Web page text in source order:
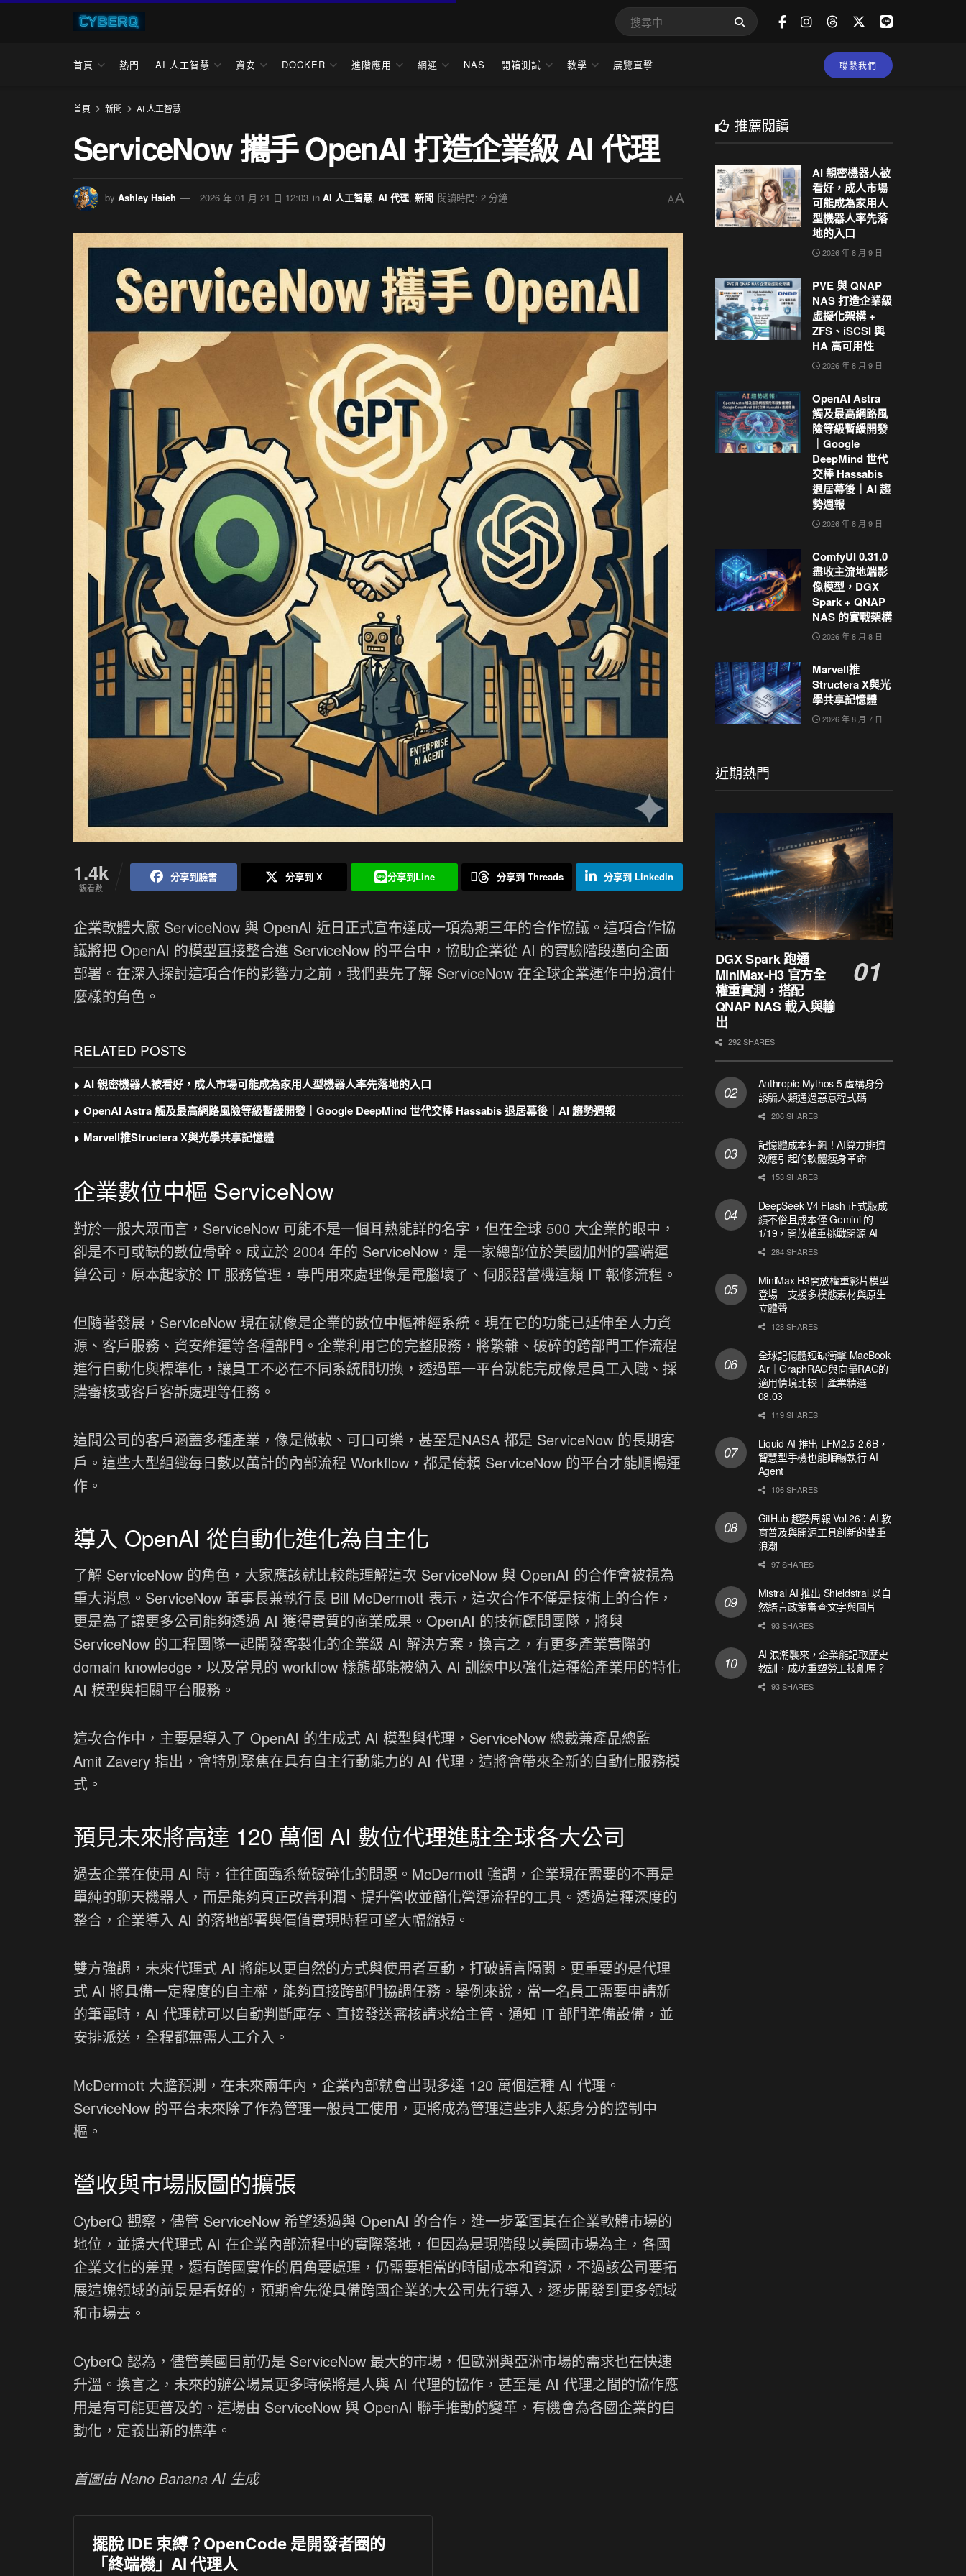
首頁 熱門 AI 人工智慧 資安 DOCKER 進階應用 網通 NAS 開箱測試 教學 展覽直擊 聯繫我們
首頁 新聞 AI 人工智慧
ServiceNow 攜手 OpenAI 打造企業級 AI 代理
by Ashley Hsieh 2026 年 01 月 21 日 12:03 in AI 人工智慧, AI 代理, 新聞 閱讀時間: 2 分鐘 AA
1.4k
觀看數
分享到臉書 分享到 X 分享到Line 分享到 Threads 分享到 Linkedin
企業軟體大廠 ServiceNow 與 OpenAI 近日正式宣布達成一項為期三年的合作協議。這項合作協
議將把 OpenAI 的模型直接整合進 ServiceNow 的平台中，協助企業從 AI 的實驗階段邁向全面
部署。在深入探討這項合作的影響力之前，我們要先了解 ServiceNow 在全球企業運作中扮演什
麼樣的角色。
RELATED POSTS
AI 親密機器人被看好，成人市場可能成為家用人型機器人率先落地的入口
OpenAI Astra 觸及最高網路風險等級暫緩開發｜Google DeepMind 世代交棒 Hassabis 退居幕後｜AI 趨勢週報
Marvell推Structera X與光學共享記憶體
企業數位中樞 ServiceNow
對於一般大眾而言，ServiceNow 可能不是一個耳熟能詳的名字，但在全球 500 大企業的眼中，
卻是不可或缺的數位骨幹。成立於 2004 年的 ServiceNow，是一家總部位於美國加州的雲端運
算公司，原本起家於 IT 服務管理，專門用來處理像是電腦壞了、伺服器當機這類 IT 報修流程。
但隨著發展，ServiceNow 現在就像是企業的數位中樞神經系統。現在它的功能已延伸至人力資
源、客戶服務、資安維運等各種部門。企業利用它的完整服務，將繁雜、破碎的跨部門工作流程
進行自動化與標準化，讓員工不必在不同系統間切換，透過單一平台就能完成像是員工入職、採
購審核或客戶客訴處理等任務。
這間公司的客戶涵蓋多種產業，像是微軟、可口可樂，甚至是NASA 都是 ServiceNow 的長期客
戶。這些大型組織每日數以萬計的內部流程 Workflow，都是倚賴 ServiceNow 的平台才能順暢運
作。
導入 OpenAI 從自動化進化為自主化
了解 ServiceNow 的角色，大家應該就比較能理解這次 ServiceNow 與 OpenAI 的合作會被視為
重大消息。ServiceNow 董事長兼執行長 Bill McDermott 表示，這次合作不僅是技術上的合作，
更是為了讓更多公司能夠透過 AI 獲得實質的商業成果。OpenAI 的技術顧問團隊，將與
ServiceNow 的工程團隊一起開發客製化的企業級 AI 解決方案，換言之，有更多產業實際的
domain knowledge，以及常見的 workflow 樣態都能被納入 AI 訓練中以強化這種給產業用的特化
AI 模型與相關平台服務。
這次合作中，主要是導入了 OpenAI 的生成式 AI 模型與代理，ServiceNow 總裁兼產品總監
Amit Zavery 指出，會特別聚焦在具有自主行動能力的 AI 代理，這將會帶來全新的自動化服務模
式。
預見未來將高達 120 萬個 AI 數位代理進駐全球各大公司
過去企業在使用 AI 時，往往面臨系統破碎化的問題。McDermott 強調，企業現在需要的不再是
單純的聊天機器人，而是能夠真正改善利潤、提升營收並簡化營運流程的工具。透過這種深度的
整合，企業導入 AI 的落地部署與價值實現時程可望大幅縮短。
雙方強調，未來代理式 AI 將能以更自然的方式與使用者互動，打破語言隔閡。更重要的是代理
式 AI 將具備一定程度的自主權，能夠直接跨部門協調任務。舉例來說，當一名員工需要申請新
的筆電時，AI 代理就可以自動判斷庫存、直接發送審核請求給主管、通知 IT 部門準備設備，並
安排派送，全程都無需人工介入。
McDermott 大膽預測，在未來兩年內，企業內部就會出現多達 120 萬個這種 AI 代理。
ServiceNow 的平台未來除了作為管理一般員工使用，更將成為管理這些非人類身分的控制中
樞。
營收與市場版圖的擴張
CyberQ 觀察，儘管 ServiceNow 希望透過與 OpenAI 的合作，進一步鞏固其在企業軟體市場的
地位，並擴大代理式 AI 在企業內部流程中的實際落地，但因為是現階段以美國市場為主，各國
企業文化的差異，還有跨國實作的眉角要處理，仍需要相當的時間成本和資源，不過該公司要拓
展這塊領域的前景是看好的，預期會先從具備跨國企業的大公司先行導入，逐步開發到更多領域
和市場去。
CyberQ 認為，儘管美國目前仍是 ServiceNow 最大的市場，但歐洲與亞洲市場的需求也在快速
升溫。換言之，未來的辦公場景更多時候將是人與 AI 代理的協作，甚至是 AI 代理之間的協作應
用是有可能更普及的。這場由 ServiceNow 與 OpenAI 聯手推動的變革，有機會為各國企業的自
動化，定義出新的標準。
首圖由 Nano Banana AI 生成
推薦閱讀
AI 親密機器人被
看好，成人市場
可能成為家用人
型機器人率先落
地的入口
2026 年 8 月 9 日
PVE 與 QNAP
NAS 打造企業級
虛擬化架構 +
ZFS、iSCSI 與
HA 高可用性
2026 年 8 月 9 日
OpenAI Astra
觸及最高網路風
險等級暫緩開發
｜Google
DeepMind 世代
交棒 Hassabis
退居幕後｜AI 趨
勢週報
2026 年 8 月 9 日
ComfyUI 0.31.0
盡收主流地端影
像模型，DGX
Spark + QNAP
NAS 的實戰架構
2026 年 8 月 8 日
Marvell推
Structera X與光
學共享記憶體
2026 年 8 月 7 日
近期熱門
DGX Spark 跑通
MiniMax-H3 官方全
權重實測，搭配
QNAP NAS 載入與輸
出
292 SHARES
Anthropic Mythos 5 虛構身分
誘騙人類通過惡意程式碼
206 SHARES
記憶體成本狂飆！AI算力排擠
效應引起的軟體瘦身革命
153 SHARES
DeepSeek V4 Flash 正式版成
績不俗且成本僅 Gemini 的
1/19，開放權重挑戰閉源 AI
284 SHARES
MiniMax H3開放權重影片模型
登場 支援多模態素材與原生
立體聲
128 SHARES
全球記憶體短缺衝擊 MacBook
Air｜GraphRAG與向量RAG的
適用情境比較｜產業精選
08.03
119 SHARES
Liquid AI 推出 LFM2.5-2.6B，
智慧型手機也能順暢執行 AI
Agent
106 SHARES
GitHub 趨勢周報 Vol.26：AI 教
育普及與開源工具創新的雙重
浪潮
97 SHARES
Mistral AI 推出 Shieldstral 以自
然語言政策審查文字與圖片
93 SHARES
AI 浪潮襲來，企業能記取歷史
教訓，成功重塑勞工技能嗎？
93 SHARES